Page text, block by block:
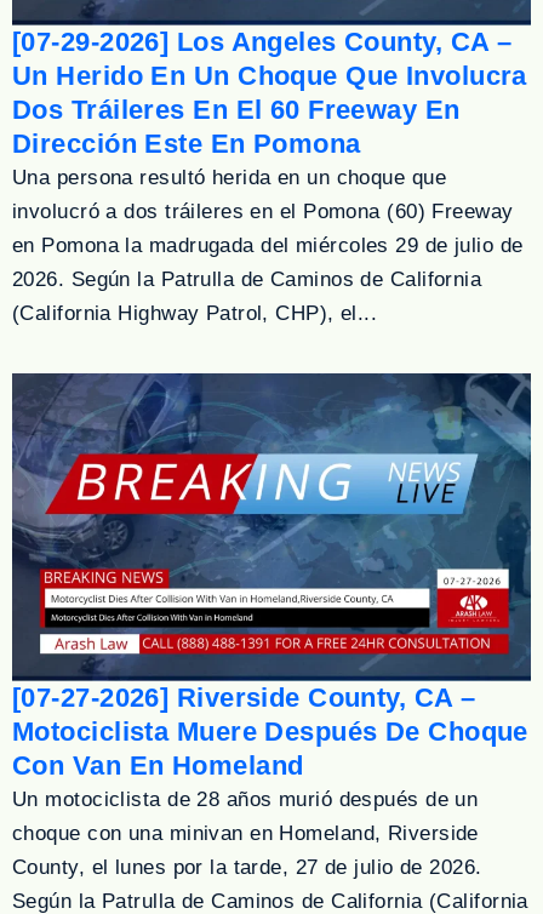
[07-29-2026] Los Angeles County, CA –
Un Herido En Un Choque Que Involucra
Dos Tráileres En El 60 Freeway En
Dirección Este En Pomona
Una persona resultó herida en un choque que
involucró a dos tráileres en el Pomona (60) Freeway
en Pomona la madrugada del miércoles 29 de julio de
2026. Según la Patrulla de Caminos de California
(California Highway Patrol, CHP), el...
[07-27-2026] Riverside County, CA –
Motociclista Muere Después De Choque
Con Van En Homeland
Un motociclista de 28 años murió después de un
choque con una minivan en Homeland, Riverside
County, el lunes por la tarde, 27 de julio de 2026.
Según la Patrulla de Caminos de California (California